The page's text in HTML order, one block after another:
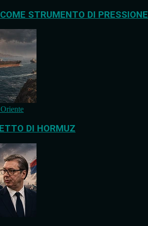
STRUMENTO DI PRESSIONE
DI HORMUZ